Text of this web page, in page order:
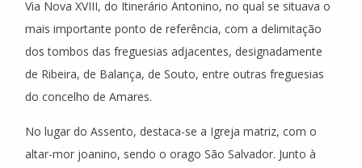
Via Nova XVIII, do Itinerário Antonino, no qual se situava o
mais importante ponto de referência, com a delimitação
dos tombos das freguesias adjacentes, designadamente
de Ribeira, de Balança, de Souto, entre outras freguesias
do concelho de Amares.
No lugar do Assento, destaca-se a Igreja matriz, com o
altar-mor joanino, sendo o orago São Salvador. Junto à